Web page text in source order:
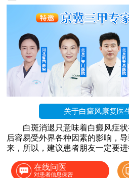
关于白癜风康复医
白斑消退只意味着白癜风症
后容易受外界各种因素的影响，
来，所以，建议患者朋友一定要进
在线问医
对患者信息保密